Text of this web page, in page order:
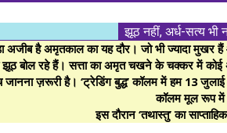
झूठ नहीं, अर्ध-सत्य भी
अजीब है अमृतकाल का यह दौर। जो भी ज्यादा मुखर
बोल रहे हैं। सत्ता का अमृत चखने के चक्कर में कोई
ज़रूरी है। ‘ट्रेडिंग बुद्ध’ कॉलम में हम 13
कॉलम मूल रूप में
इस दौरान ‘तथास्तु’ का